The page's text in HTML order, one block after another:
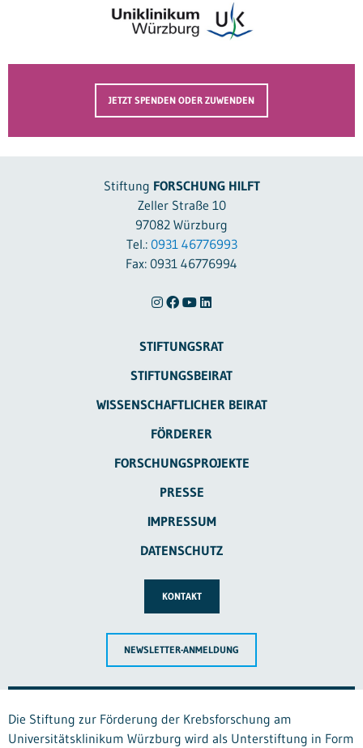
JETZT SPENDEN ODER ZUWENDEN
Stiftung FORSCHUNG HILFT
Zeller Straße 10
97082 Würzburg
Tel.: 0931 46776993
Fax: 0931 46776994
STIFTUNGSRAT
STIFTUNGSBEIRAT
WISSENSCHAFTLICHER BEIRAT
FÖRDERER
FORSCHUNGSPROJEKTE
PRESSE
IMPRESSUM
DATENSCHUTZ
KONTAKT
NEWSLETTER-ANMELDUNG
Die Stiftung zur Förderung der Krebsforschung am
Universitätsklinikum Würzburg wird als Unterstiftung in Form